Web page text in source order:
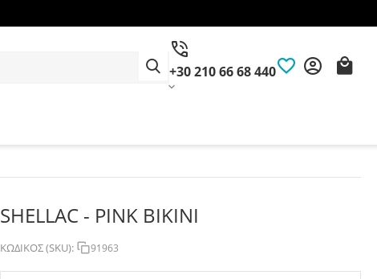
+30 210 66 68 440
SHELLAC - PINK BIKINI
ΚΩΔΙΚΟΣ (SKU): 91963